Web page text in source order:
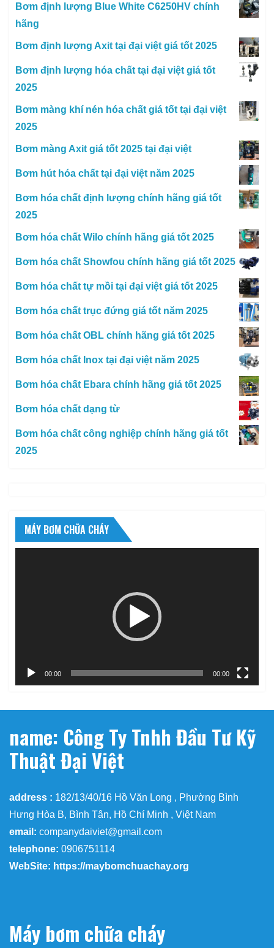
Bơm định lượng Blue White C6250HV chính
hãng
Bơm định lượng Axit tại đại việt giá tốt 2025
Bơm định lượng hóa chất tại đại việt giá tốt
2025
Bơm màng khí nén hóa chất giá tốt tại đại việt
2025
Bơm màng Axit giá tốt 2025 tại đại việt
Bơm hút hóa chất tại đại việt năm 2025
Bơm hóa chất định lượng chính hãng giá tốt
2025
Bơm hóa chất Wilo chính hãng giá tốt 2025
Bơm hóa chất Showfou chính hãng giá tốt 2025
Bơm hóa chất tự mồi tại đại việt giá tốt 2025
Bơm hóa chất trục đứng giá tốt năm 2025
Bơm hóa chất OBL chính hãng giá tốt 2025
Bơm hóa chất Inox tại đại việt năm 2025
Bơm hóa chất Ebara chính hãng giá tốt 2025
Bơm hóa chất dạng từ
Bơm hóa chất công nghiệp chính hãng giá tốt
2025
MÁY BƠM CHỮA CHÁY
00:00 00:00
name: Công Ty Tnhh Đầu Tư Kỹ
Thuật Đại Việt
address : 182/13/40/16 Hồ Văn Long , Phường Bình
Hưng Hòa B, Bình Tân, Hồ Chí Minh , Việt Nam
email: companydaiviet@gmail.com
telephone: 0906751114
WebSite: https://maybomchuachay.org
Máy bơm chữa cháy